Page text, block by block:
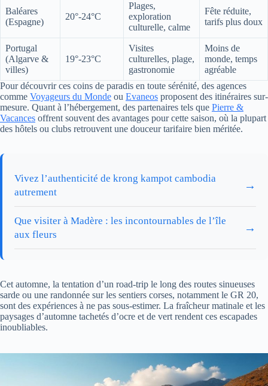
Baléares
(Espagne)
20°-24°C
Plages,
exploration
culturelle, calme
Fête réduite,
tarifs plus doux
Portugal
(Algarve &
villes)
19°-23°C
Visites
culturelles, plage,
gastronomie
Moins de
monde, temps
agréable
Pour découvrir ces coins de paradis en toute sérénité, des agences
comme Voyageurs du Monde ou Evaneos proposent des itinéraires sur-
mesure. Quant à l’hébergement, des partenaires tels que Pierre &
Vacances offrent souvent des avantages pour cette saison, où la plupart
des hôtels ou clubs retrouvent une douceur tarifaire bien méritée.
Vivez l’authenticité de krong kampot cambodia
autrement
→
Que visiter à Madère : les incontournables de l’île
aux fleurs
→
Cet automne, la tentation d’un road-trip le long des routes sinueuses
sarde ou une randonnée sur les sentiers corses, notamment le GR 20,
sont des expériences à ne pas sous-estimer. La fraîcheur matinale et les
paysages d’automne tachetés d’ocre et de vert rendent ces escapades
inoubliables.